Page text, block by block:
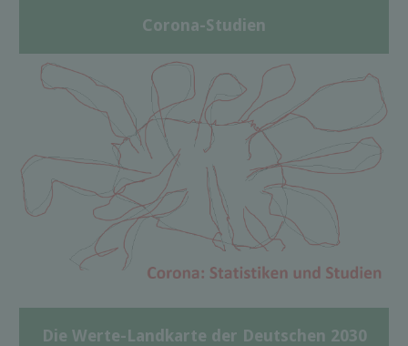
Corona-Studien
Die Werte-Landkarte der Deutschen 2030